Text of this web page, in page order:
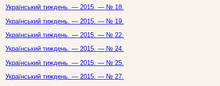
Український тиждень. — 2015. — № 18.
Український тиждень. — 2015. — № 19.
Український тиждень. — 2015. — № 22.
Український тиждень. — 2015. — № 24.
Український тиждень. — 2015. — № 25.
Український тиждень. — 2015. — № 27.